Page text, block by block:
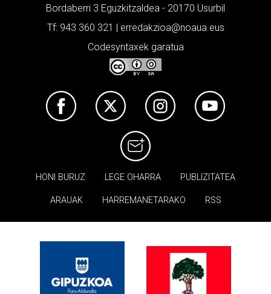
Bordaberri 3 Eguzkitzaldea - 20170 Usurbil
Tf: 943 360 321 | erredakzioa@noaua.eus
Codesyntaxek garatua
HONI BURUZ LEGE OHARRA PUBLIZITATEA
ARAUAK HARREMANETARAKO RSS